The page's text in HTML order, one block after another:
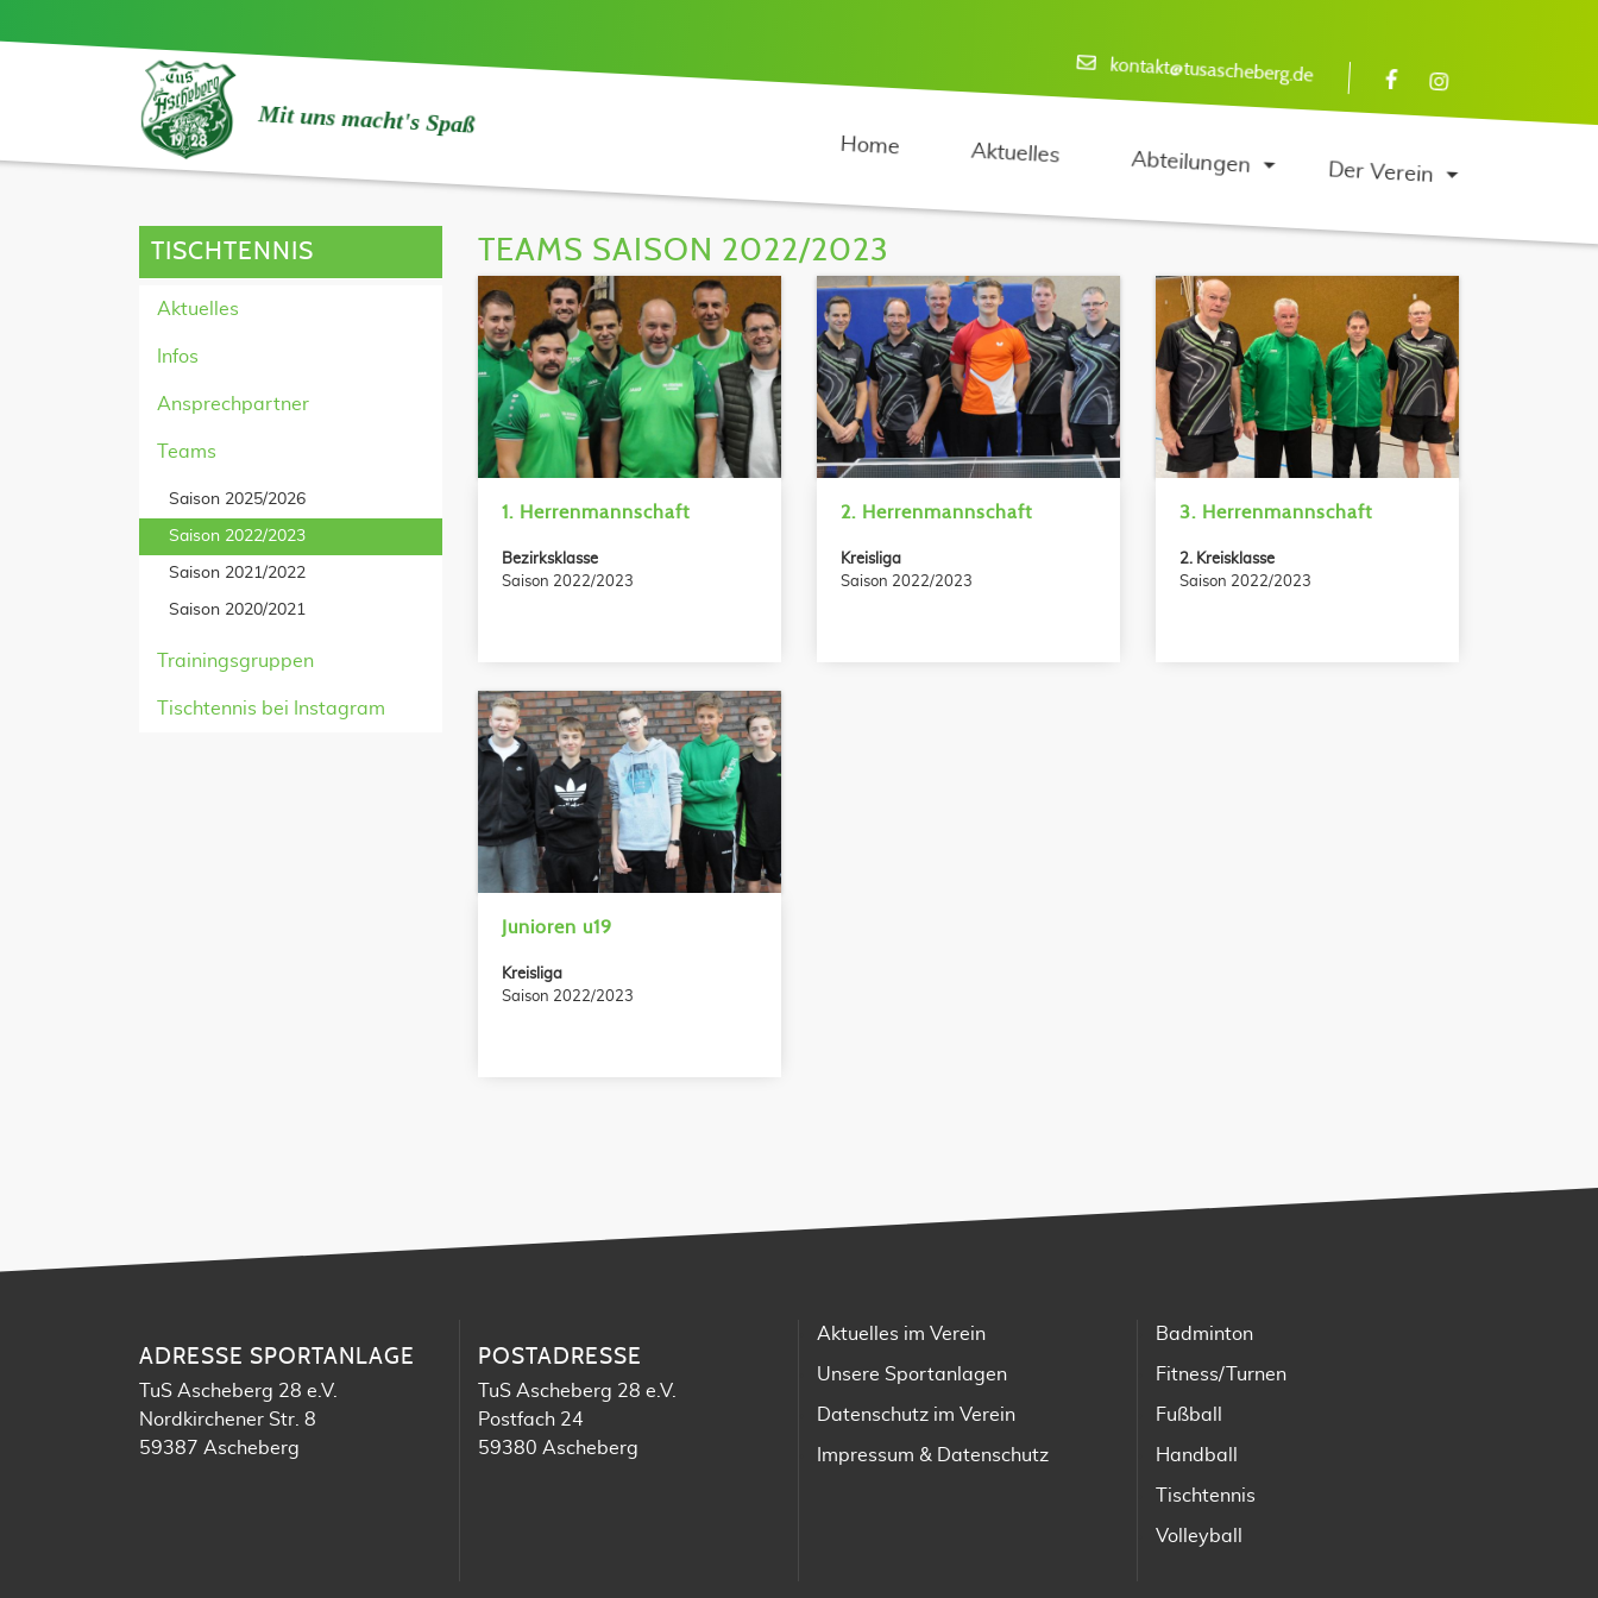
kontakt@tusascheberg.de
Mit uns macht's Spaß
Home Aktuelles Abteilungen Der Verein
TEAMS SAISON 2022/2023
1. Herrenmannschaft
Bezirksklasse
Saison 2022/2023
2. Herrenmannschaft
Kreisliga
Saison 2022/2023
3. Herrenmannschaft
2. Kreisklasse
Saison 2022/2023
Junioren u19
Kreisliga
Saison 2022/2023
TISCHTENNIS
Aktuelles
Infos
Ansprechpartner
Teams
Saison 2025/2026
Saison 2022/2023
Saison 2021/2022
Saison 2020/2021
Trainingsgruppen
Tischtennis bei Instagram
ADRESSE SPORTANLAGE
TuS Ascheberg 28 e.V.
Nordkirchener Str. 8
59387 Ascheberg
POSTADRESSE
TuS Ascheberg 28 e.V.
Postfach 24
59380 Ascheberg
Aktuelles im Verein
Unsere Sportanlagen
Datenschutz im Verein
Impressum & Datenschutz
Badminton
Fitness/Turnen
Fußball
Handball
Tischtennis
Volleyball